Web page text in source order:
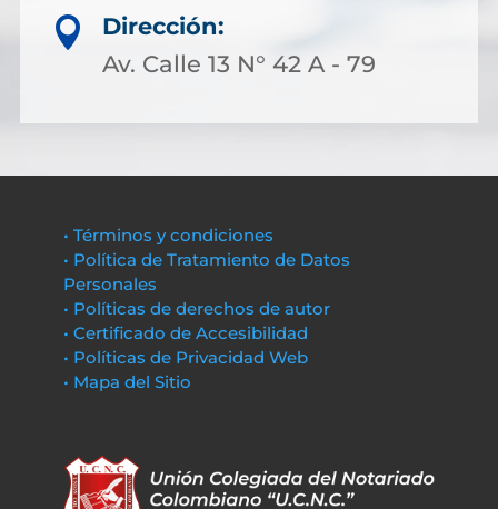

Dirección:
Av. Calle 13 N° 42 A - 79
• Términos y condiciones
• Política de Tratamiento de Datos
Personales
• Políticas de derechos de autor
• Certificado de Accesibilidad
• Políticas de Privacidad Web
• Mapa del Sitio